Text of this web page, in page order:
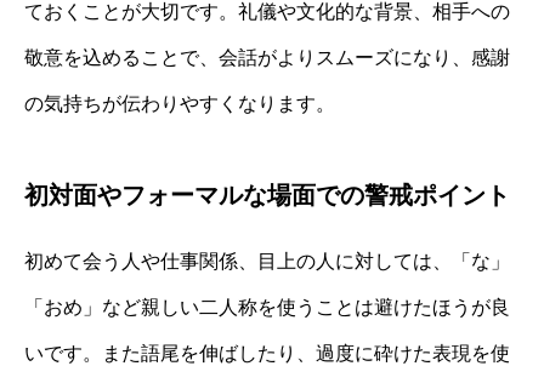
ておくことが大切です。礼儀や文化的な背景、相手への
敬意を込めることで、会話がよりスムーズになり、感謝
の気持ちが伝わりやすくなります。
初対面やフォーマルな場面での警戒ポイント
初めて会う人や仕事関係、目上の人に対しては、「な」
「おめ」など親しい二人称を使うことは避けたほうが良
いです。また語尾を伸ばしたり、過度に砕けた表現を使